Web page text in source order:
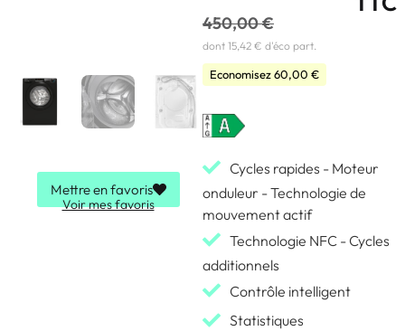
Mettre en favoris
Voir mes favoris
450,00€
dont 15,42 € d'éco part.
Economisez60,00 €
Cycles rapides - Moteur
onduleur - Technologie de
mouvement actif
Technologie NFC - Cycles
additionnels
Contrôle intelligent
Statistiques